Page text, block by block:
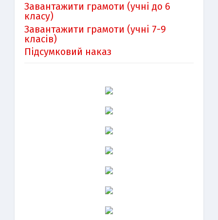
Завантажити грамоти (учні до 6
класу)
Завантажити грамоти (учні 7-9
класів)
Підсумковий наказ